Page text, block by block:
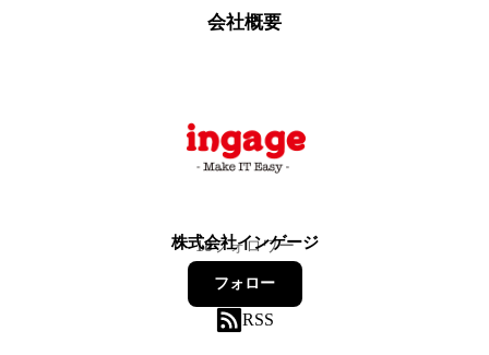
会社概要
株式会社インゲージ
18フォロワー
フォロー
RSS